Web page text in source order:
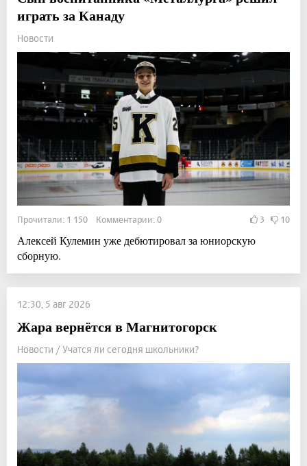
играть за Канаду
Новости
Прочитали: 1 150 Комментарии: 0 3 10
Алексей Кулемин уже дебютировал за юниорскую
сборную.
12:30, 5 авг 2026
Жара вернётся в Магнитогорск
Новости / Учатся ли сегодня школьники?